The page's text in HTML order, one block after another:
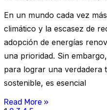
En un mundo cada vez
climático y la escasez de
adopción de energías
una prioridad. Sin
para lograr una verdadera
sostenible, es esencial
Read More »